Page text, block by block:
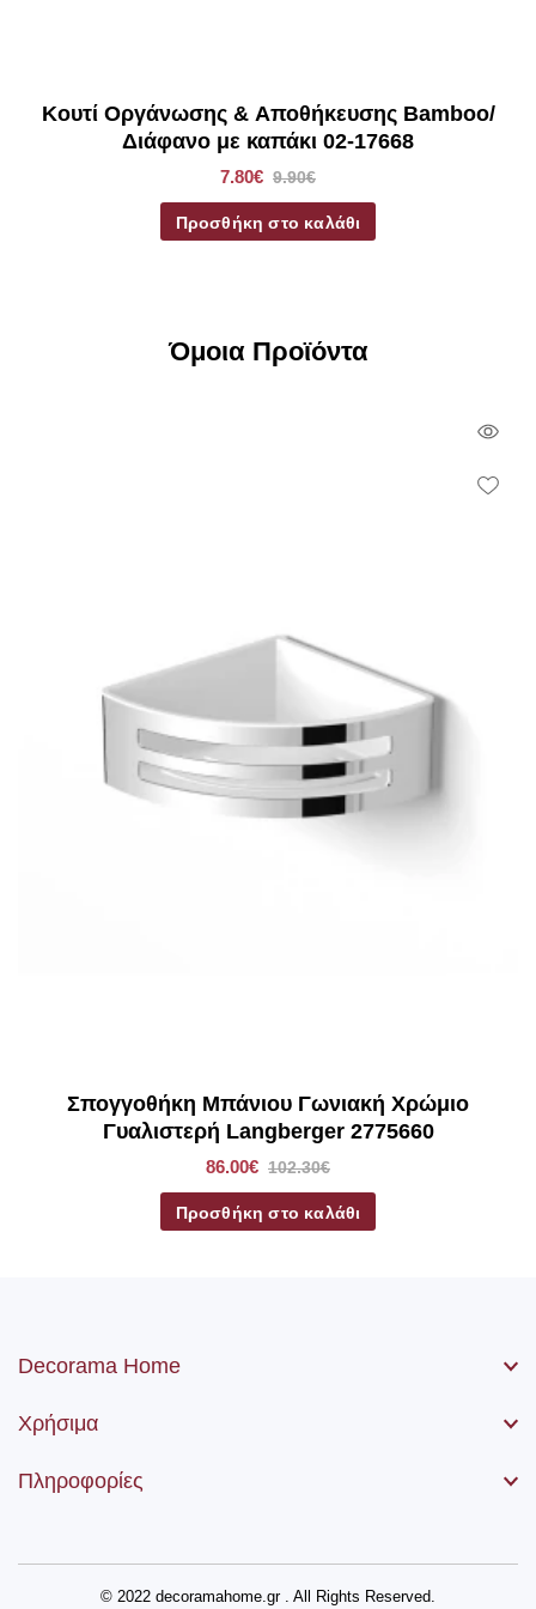
Κουτί Οργάνωσης & Αποθήκευσης Bamboo/
Διάφανο με καπάκι 02-17668
7.80€ 9.90€
Προσθήκη στο καλάθι
Όμοια Προϊόντα
Σπογγοθήκη Μπάνιου Γωνιακή Χρώμιο
Γυαλιστερή Langberger 2775660
86.00€ 102.30€
Προσθήκη στο καλάθι
Decorama Home
Χρήσιμα
Πληροφορίες
© 2022 decoramahome.gr . All Rights Reserved.